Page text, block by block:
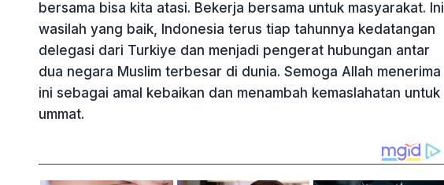
bersama bisa kita atasi. Bekerja bersama untuk masyarakat. Ini
wasilah yang baik, Indonesia terus tiap tahunnya kedatangan
delegasi dari Turkiye dan menjadi pengerat hubungan antar
dua negara Muslim terbesar di dunia. Semoga Allah menerima
ini sebagai amal kebaikan dan menambah kemaslahatan untuk
ummat.